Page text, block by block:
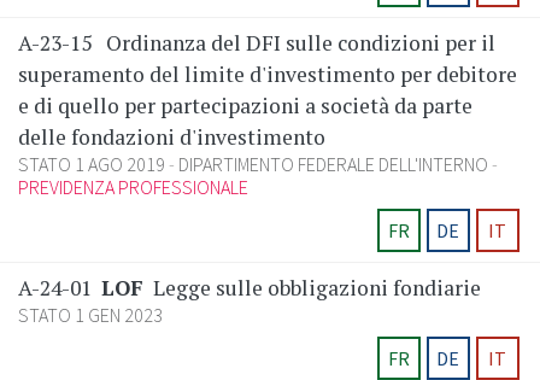
A-23-15 Ordinanza del DFI sulle condizioni per il
superamento del limite d'investimento per debitore
e di quello per partecipazioni a società da parte
delle fondazioni d'investimento
STATO 1 AGO 2019
DIPARTIMENTO FEDERALE DELL'INTERNO
PREVIDENZA PROFESSIONALE
FR
DE IT
A-24-01 LOF Legge sulle obbligazioni fondiarie
STATO 1 GEN 2023
FR
DE IT